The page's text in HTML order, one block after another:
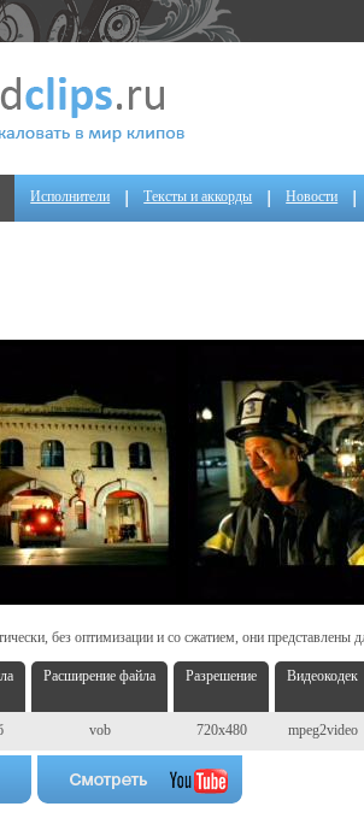
Исполнители Тексты и аккорды Новости
без оптимизации и со сжатием, они представлены
Расширение файла Разрешение Видеокодек
vob 720x480 mpeg2video